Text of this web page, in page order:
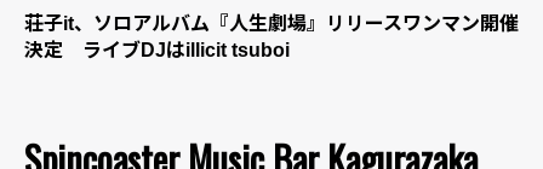
荘子it、ソロアルバム『人生劇場』リリースワンマン開催
決定 ライブDJはillicit tsuboi